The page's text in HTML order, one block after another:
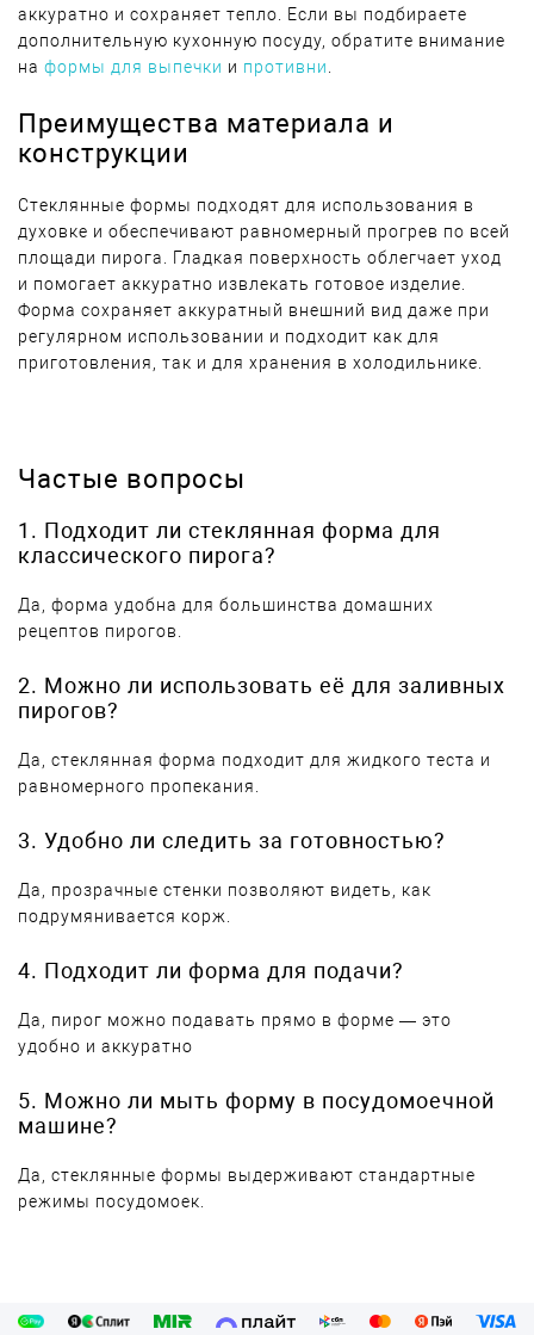
аккуратно и сохраняет тепло. Если вы подбираете
дополнительную кухонную посуду, обратите внимание
на формы для выпечки и противни
Преимущества материала и
конструкции
Стеклянные формы подходят для использования в
духовке и обеспечивают равномерный прогрев по всей
площади пирога. Гладкая поверхность облегчает уход
и помогает аккуратно извлекать готовое изделие.
Форма сохраняет аккуратный внешний вид даже при
регулярном использовании и подходит как для
приготовления, так и для хранения в холодильнике.
Частые вопросы
1. Подходит ли стеклянная форма для
классического пирога?
Да, форма удобна для большинства домашних
рецептов пирогов.
2. Можно ли использовать её для заливных
пирогов?
Да, стеклянная форма подходит для жидкого теста и
равномерного пропекания.
3. Удобно ли следить за готовностью?
Да, прозрачные стенки позволяют видеть, как
подрумянивается корж.
4. Подходит ли форма для подачи?
Да, пирог можно подавать прямо в форме — это
удобно и аккуратно
5. Можно ли мыть форму в посудомоечной
машине?
Да, стеклянные формы выдерживают стандартные
режимы посудомоек.